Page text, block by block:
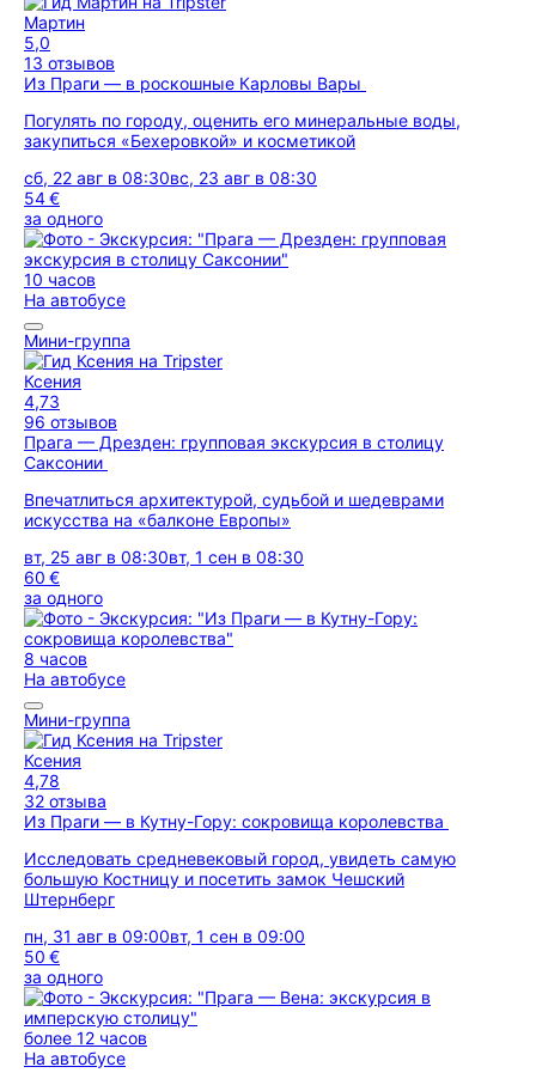
Мартин
5,0
13 отзывов
Из Праги — в роскошные Карловы Вары
Погулять по городу, оценить его минеральные воды,
закупиться «Бехеровкой» и косметикой
сб, 22 авг в 08:30вс, 23 авг в 08:30
54 €
за одного
10 часов
На автобусе
Мини-группа
Ксения
4,73
96 отзывов
Прага — Дрезден: групповая экскурсия в столицу
Саксонии
Впечатлиться архитектурой, судьбой и шедеврами
искусства на «балконе Европы»
вт, 25 авг в 08:30вт, 1 сен в 08:30
60 €
за одного
8 часов
На автобусе
Мини-группа
Ксения
4,78
32 отзыва
Из Праги — в Кутну-Гору: сокровища королевства
Исследовать средневековый город, увидеть самую
большую Костницу и посетить замок Чешский
Штернберг
пн, 31 авг в 09:00вт, 1 сен в 09:00
50 €
за одного
более 12 часов
На автобусе